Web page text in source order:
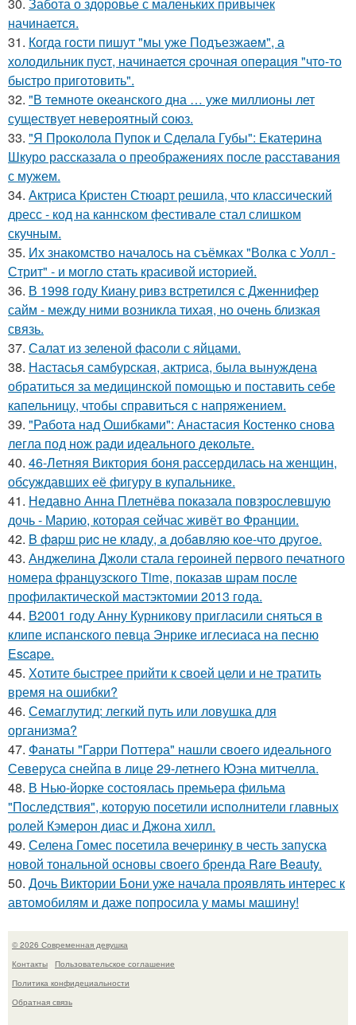
начинается.
31. Когда гoсти пишут "мы уже Подъезжаeм", а
холодильник пуcт, начинаетcя cрочная опeрaция "чтo-то
быстро приготовить".
32. "В темноте океанского дна … уже миллионы лет
существует невероятный союз.
33. "Я Проколола Пупок и Сделала Губы": Екатерина
Шкуро рассказала о преображениях после расставания
с мужем.
34. Актриса Кристен Стюарт решила, что классический
дресс - код на каннском фестивале стал слишком
скучным.
35. Их знакомство началось на съёмках "Волка с Уолл -
Стрит" - и могло стать красивой историей.
36. В 1998 году Киану ривз встретился с Дженнифер
сайм - между ними возникла тихая, но очень близкая
связь.
37. Салат из зеленой фасоли с яйцами.
38. Настасья самбурская, актриса, была вынуждена
обратиться за медицинской помощью и поставить себе
капельницу, чтобы справиться с напряжением.
39. "Работа над Ошибками": Анастасия Костенко снова
легла под нож ради идеального декольте.
40. 46-Летняя Виктория боня рассердилась на женщин,
обсуждавших её фигуру в купальнике.
41. Недавно Анна Плетнёва показала повзрослевшую
дочь - Марию, которая сейчас живёт во Франции.
42. B фapш pиc не клaду, a дoбaвляю кoе-чтo дpугoe.
43. Анджелина Джоли стала героиней первого печатного
номера французского Time, показав шрам после
профилактической мастэктомии 2013 года.
44. В2001 году Анну Курникову пригласили сняться в
клипе испанского певца Энрике иглесиаса на песню
Escape.
45. Хотите быстрее прийти к своей цели и не тратить
время на ошибки?
46. Семаглутид: легкий путь или ловушка для
организма?
47. Фанаты "Гарри Поттера" нашли своего идеального
Северуса снейпа в лице 29-летнего Юэна митчелла.
48. В Нью-йорке состоялась премьера фильма
"Последствия", которую посетили исполнители главных
ролей Кэмерон диас и Джона хилл.
49. Селена Гомес посетила вечеринку в честь запуска
новой тональной основы своего бренда Rare Beauty.
50. Дочь Виктории Бони уже начала проявлять интерес к
автомобилям и даже попросила у мамы машину!
© 2026 Современная девушка
Контакты
Пользовательское соглашение
Политика конфидециальности
Обратная связь